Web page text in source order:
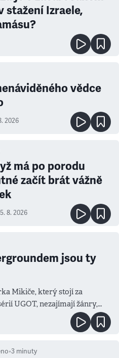
stažení Izraele,
vědce
2026
má po porodu
začít brát vážně
5. 8. 2026
jsou ty
Mikiče, který stojí za
UGOT, nezajímají žánry,
•3 minuty